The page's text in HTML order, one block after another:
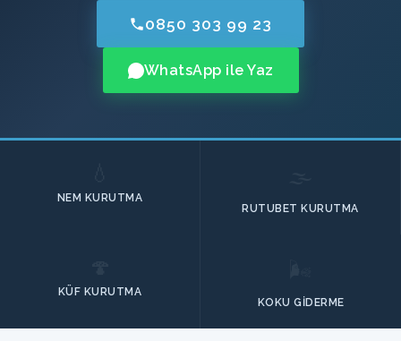
0850 303 99 23
WhatsApp ile Yaz
NEM KURUTMA
RUTUBET KURUTMA
KÜF KURUTMA
KOKU GIDERME